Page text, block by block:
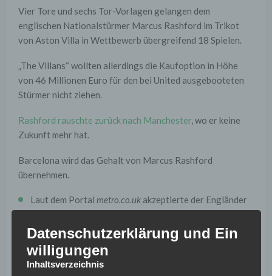
Vier Tore und sechs Tor-Vorlagen gelangen dem
englischen Nationalstürmer Marcus Rashford im Trikot
von Aston Villa in Wettbewerb übergreifend 18 Spielen.
„The Villans“ wollten allerdings die Kaufoption in Höhe
von 46 Millionen Euro für den bei United ausgebooteten
Stürmer nicht ziehen.
Rashford rauschte zurück nach Manchester, wo er keine
Zukunft mehr hat.
Barcelona wird das Gehalt von Marcus Rashford
übernehmen.
Laut dem Portal metro.co.uk akzeptierte der Engländer
beim Transfer zum FC Barcelona einen Gehaltsverzicht
von 25 Prozent.
Die Arrivierten bei „Barca“,
Raphinha, sehen diesem Transfer mit Unbehagen
Datenschutzerklärung und Ein
willigungen
Inhaltsverzeichnis